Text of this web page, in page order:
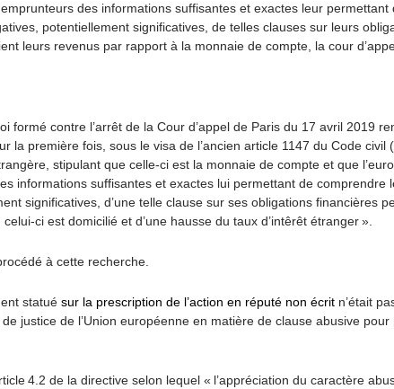
des informations suffisantes et exactes leur
potentiellement significatives, de telles clauses sur leurs
leurs revenus par rapport à la monnaie de compte, la cour
formé contre l’arrêt de la Cour d’appel de Paris du 17 avril 2019
première fois, sous le visa de l’ancien article 1147 du Code
stipulant que celle-ci est la monnaie de compte et que
informations suffisantes et exactes lui permettant de
significatives, d’une telle clause sur ses obligations financières
ci est domicilié et d’une hausse du taux d’intêrêt étranger ».
à cette recherche.
statué sur la prescription de l’action en réputé non écrit n’était
justice de l’Union européenne en matière de clause abusive
4.2 de la directive selon lequel « l’appréciation du caractère